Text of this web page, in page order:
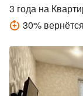
3 года на
30%